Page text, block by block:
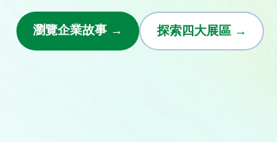
瀏覽企業故事 → 探索四大展區 →